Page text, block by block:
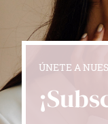
ÚNETE A